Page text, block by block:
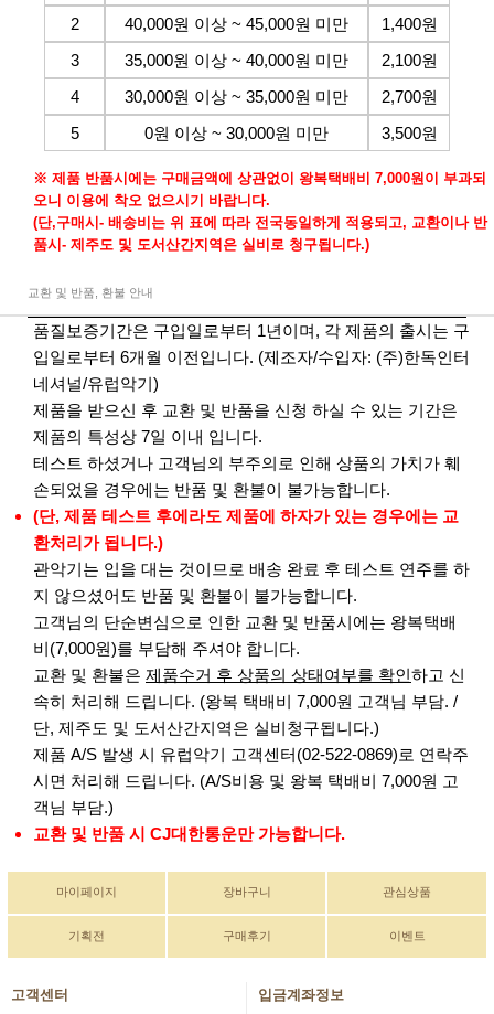
2
40,000원 이상 ~ 45,000원 미만
1,400원
3
35,000원 이상 ~ 40,000원 미만
2,100원
4
30,000원 이상 ~ 35,000원 미만
2,700원
5
0원 이상 ~ 30,000원 미만 3,500원
※ 제품 반품시에는 구매금액에 상관없이 왕복택배비 7,000원이 부과되
오니 이용에 착오 없으시기 바랍니다.
(단,구매시- 배송비는 위 표에 따라 전국동일하게 적용되고, 교환이나 반
품시- 제주도 및 도서산간지역은 실비로 청구됩니다.)
교환 및 반품, 환불 안내
품질보증기간은 구입일로부터 1년이며, 각 제품의 출시는 구
입일로부터 6개월 이전입니다. (제조자/수입자: (주)한독인터
네셔널/유럽악기)
제품을 받으신 후 교환 및 반품을 신청 하실 수 있는 기간은
제품의 특성상 7일 이내 입니다.
테스트 하셨거나 고객님의 부주의로 인해 상품의 가치가 훼
손되었을 경우에는 반품 및 환불이 불가능합니다.
(단, 제품 테스트 후에라도 제품에 하자가 있는 경우에는 교
환처리가 됩니다.)
관악기는 입을 대는 것이므로 배송 완료 후 테스트 연주를 하
지 않으셨어도 반품 및 환불이 불가능합니다.
고객님의 단순변심으로 인한 교환 및 반품시에는 왕복택배
비(7,000원)를 부담해 주셔야 합니다.
교환 및 환불은 제품수거 후 상품의 상태여부를 확인하고 신
속히 처리해 드립니다. (왕복 택배비 7,000원 고객님 부담. /
단, 제주도 및 도서산간지역은 실비청구됩니다.)
제품 A/S 발생 시 유럽악기 고객센터(02-522-0869)로 연락주
시면 처리해 드립니다. (A/S비용 및 왕복 택배비 7,000원 고
객님 부담.)
교환 및 반품 시 CJ대한통운만 가능합니다.
마이페이지 장바구니 관심상품
기획전 구매후기 이벤트
고객센터 입금계좌정보